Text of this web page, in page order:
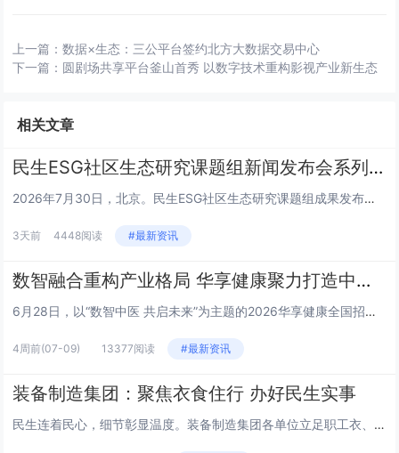
上一篇：数据×生态：三公平台签约北方大数据交易中心
下一篇： 圆剧场共享平台釜山首秀 以数字技术重构影视产业新生态
相关文章
民生ESG社区生态研究课题组新闻发布会系列 | 王栎篇
2026年7月30日，北京。民生ESG社区生态研究课题组成果发布会上，三公平台董事长王栎就平台核心定位、建设路径及未来规...
3天前 4448阅读 #最新资讯
数智融合重构产业格局 华享健康聚力打造中医健康新生态
6月28日，以“数智中医 共启未来”为主题的2026华享健康全国招商发布会在山东济南举行。本次大会汇聚政府主管部门领导、...
4周前(07-09) 13377阅读 #最新资讯
装备制造集团：聚焦衣食住行 办好民生实事
民生连着民心，细节彰显温度。装备制造集团各单位立足职工衣、食、住、行日常生活需求，精准对接急难愁盼，推出一系列务实暖心举...